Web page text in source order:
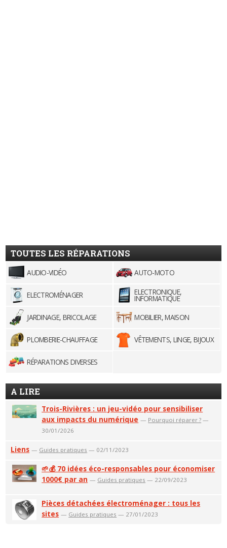
TOUTES LES RÉPARATIONS
AUDIO-VIDÉO AUTO-MOTO
ELECTROMÉNAGER ELECTRONIQUE,
INFORMATIQUE
JARDINAGE, BRICOLAGE
MOBILIER, MAISON
PLOMBERIE-CHAUFFAGE VÊTEMENTS, LINGE, BIJOUX
RÉPARATIONS DIVERSES
A LIRE
Trois-Rivières : un jeu-vidéo pour sensibiliser
aux impacts du numérique — Pourquoi réparer ? —
30/01/2026
Liens — Guides pratiques — 02/11/2023
🌱💰 70 idées éco-responsables pour économiser
1000€ par an — Guides pratiques — 22/09/2023
Pièces détachées électroménager : tous les
sites — Guides pratiques — 27/01/2023